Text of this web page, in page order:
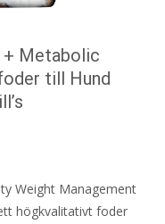
Metabolic
till Hund
Weight Management
högkvalitativt foder